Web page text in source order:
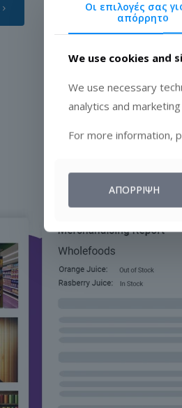
Οι επιλογές σας
απόρρητο
We use cookies and
We use necessary
analytics and
For more information,
ΑΠΌΡΡΙΨΗ